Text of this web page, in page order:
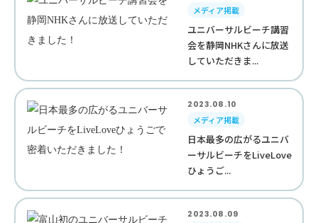
メディア掲載
ユニバーサルビーチ講習
会を静岡NHKさんに放送
していただきま...
2023.08.10
メディア掲載
日本最多の広がるユニバ
ーサルビーチをLiveLove
ひょうご...
2023.08.09